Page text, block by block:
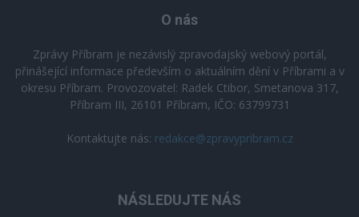
O nás
Zprávy Příbram je nezávislý zpravodajský webový portál,
přinášející informace především o aktuálním dění v Příbrami a v
okresu Příbram. Provozovatel: Radek Ctibor, Smetanova 317,
Příbram III, 26101 Příbram, IČO: 63799731
Kontaktujte nás: redakce@zpravypribram.cz
NÁSLEDUJTE NÁS